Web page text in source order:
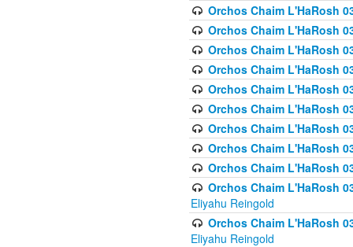
Orchos Chaim L'HaRosh
Orchos Chaim L'HaRosh
Orchos Chaim L'HaRosh
Orchos Chaim L'HaRosh
Orchos Chaim L'HaRosh
Orchos Chaim L'HaRosh
Orchos Chaim L'HaRosh
Orchos Chaim L'HaRosh
Orchos Chaim L'HaRosh
Orchos Chaim L'HaRosh
Eliyahu Reingold
Orchos Chaim L'HaRosh
Eliyahu Reingold